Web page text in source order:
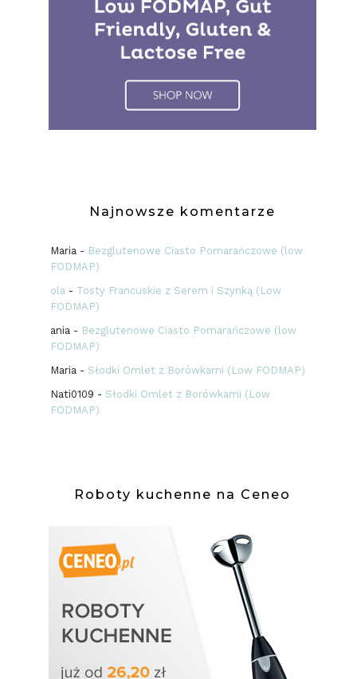
Najnowsze komentarze
Maria - Bezglutenowe Ciasto Pomarańczowe (low
FODMAP)
ola - Tosty Francuskie z Serem i Szynką (Low
FODMAP)
ania - Bezglutenowe Ciasto Pomarańczowe (low
FODMAP)
Maria - Słodki Omlet z Borówkami (Low FODMAP)
Nati0109 - Słodki Omlet z Borówkami (Low
FODMAP)
Roboty kuchenne na Ceneo